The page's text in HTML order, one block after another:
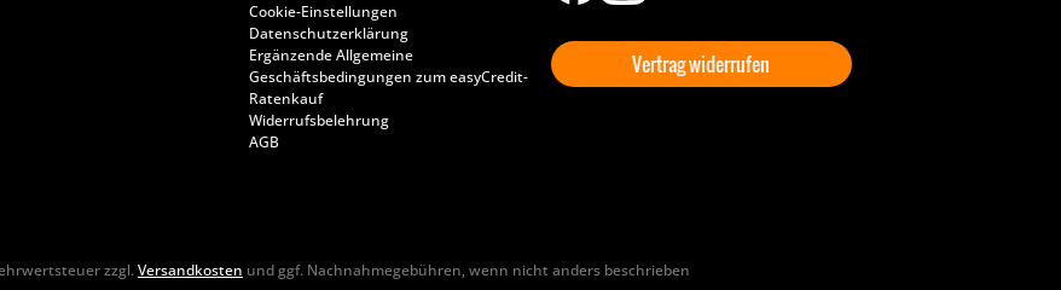
Cookie-Einstellungen
Datenschutzerklärung
Ergänzende Allgemeine
Geschäftsbedingungen zum easyCredit-
Ratenkauf
Widerrufsbelehrung
AGB
Vertrag widerrufen
zzgl.Versandkosten und ggf. Nachnahmegebühren, wenn nicht anders beschrieben